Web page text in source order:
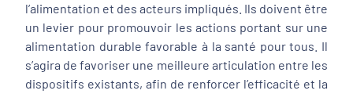
l’alimentation et des acteurs impliqués. Ils doivent être
un levier pour promouvoir les actions portant sur une
alimentation durable favorable à la santé pour tous. Il
s’agira de favoriser une meilleure articulation entre les
dispositifs existants, afin de renforcer l’efficacité et la